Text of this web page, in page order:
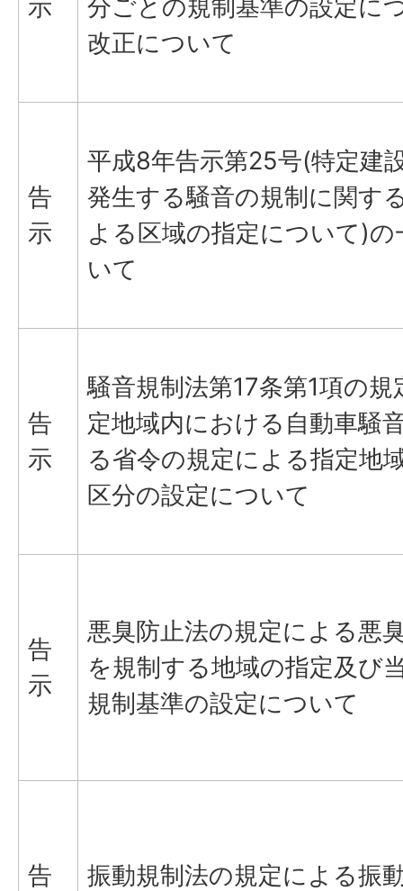
示
分ごとの規制基準の設定に
改正について
告
示
平成8年告示第25号(特定建
発生する騒音の規制に関す
よる区域の指定について)
いて
告
示
騒音規制法第17条第1項の
定地域内における自動車騒
る省令の規定による指定地
区分の設定について
告
示
悪臭防止法の規定による悪
を規制する地域の指定及び
規制基準の設定について
告
振動規制法の規定による振